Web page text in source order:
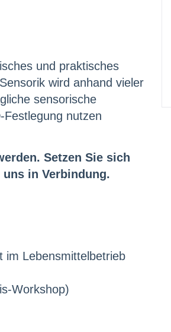
und praktisches
wird anhand vieler
sensorische
nutzen
Setzen Sie sich
in Verbindung.
im Lebensmittelbetrieb
Workshop)